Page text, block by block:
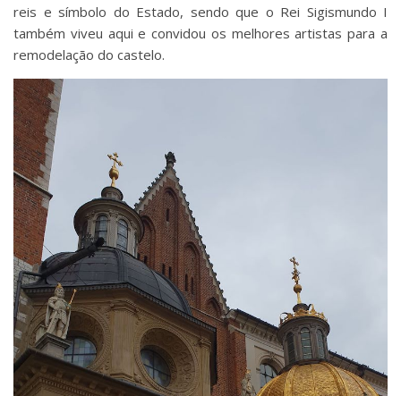
reis e símbolo do Estado, sendo que o Rei Sigismundo I
também viveu aqui e convidou os melhores artistas para a
remodelação do castelo.